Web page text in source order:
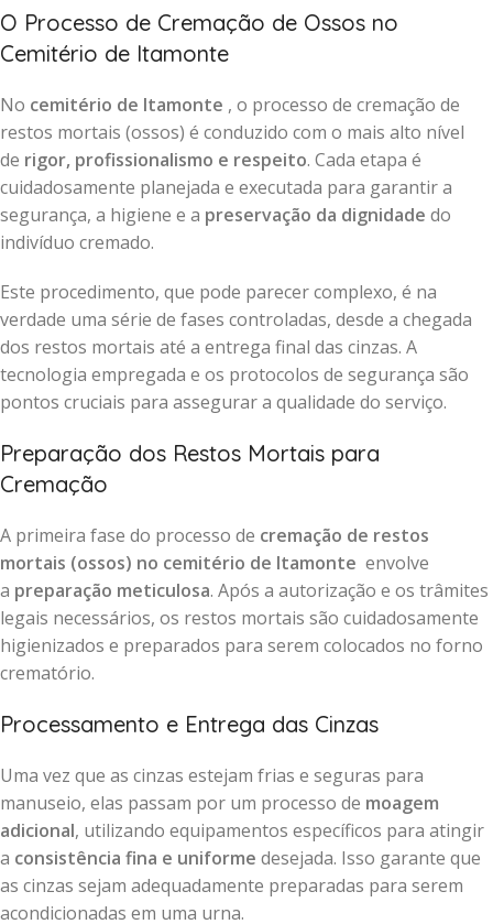
O Processo de Cremação de Ossos no
Cemitério de Itamonte
No cemitério de Itamonte , o processo de cremação de
restos mortais (ossos) é conduzido com o mais alto nível
de rigor, profissionalismo e respeito. Cada etapa é
cuidadosamente planejada e executada para garantir a
segurança, a higiene e a preservação da dignidade do
indivíduo cremado.
Este procedimento, que pode parecer complexo, é na
verdade uma série de fases controladas, desde a chegada
dos restos mortais até a entrega final das cinzas. A
tecnologia empregada e os protocolos de segurança são
pontos cruciais para assegurar a qualidade do serviço.
Preparação dos Restos Mortais para
Cremação
A primeira fase do processo de cremação de restos
mortais (ossos) no cemitério de Itamonte envolve
a preparação meticulosa. Após a autorização e os trâmites
legais necessários, os restos mortais são cuidadosamente
higienizados e preparados para serem colocados no forno
crematório.
Processamento e Entrega das Cinzas
Uma vez que as cinzas estejam frias e seguras para
manuseio, elas passam por um processo de moagem
adicional, utilizando equipamentos específicos para atingir
a consistência fina e uniforme desejada. Isso garante que
as cinzas sejam adequadamente preparadas para serem
acondicionadas em uma urna.